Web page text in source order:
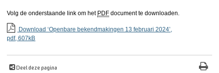
Volg de onderstaande link om het PDF document te downloaden.
Download ‘Openbare bekendmakingen 13 februari 2024’,
pdf, 607kB
Deel deze pagina